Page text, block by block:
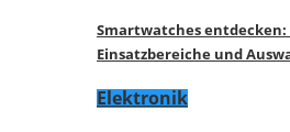
Smartwatches
Einsatzbereiche und
Elektronik